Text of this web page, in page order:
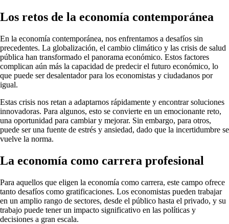
Los retos de la economía contemporánea
En la economía contemporánea, nos enfrentamos a desafíos sin
precedentes. La globalización, el cambio climático y las crisis de salud
pública han transformado el panorama económico. Estos factores
complican aún más la capacidad de predecir el futuro económico, lo
que puede ser desalentador para los economistas y ciudadanos por
igual.
Estas crisis nos retan a adaptarnos rápidamente y encontrar soluciones
innovadoras. Para algunos, esto se convierte en un emocionante reto,
una oportunidad para cambiar y mejorar. Sin embargo, para otros,
puede ser una fuente de estrés y ansiedad, dado que la incertidumbre se
vuelve la norma.
La economía como carrera profesional
Para aquellos que eligen la economía como carrera, este campo ofrece
tanto desafíos como gratificaciones. Los economistas pueden trabajar
en un amplio rango de sectores, desde el público hasta el privado, y su
trabajo puede tener un impacto significativo en las políticas y
decisiones a gran escala.